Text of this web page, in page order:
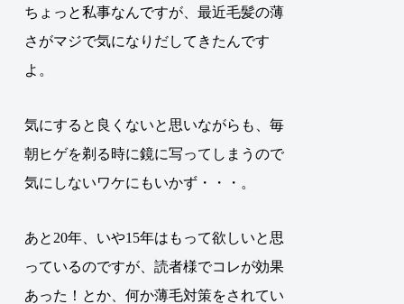
ちょっと私事なんですが、最近毛髪の薄
さがマジで気になりだしてきたんです
よ。
気にすると良くないと思いながらも、毎
朝ヒゲを剃る時に鏡に写ってしまうので
気にしないワケにもいかず・・・。
あと20年、いや15年はもって欲しいと思
っているのですが、読者様でコレが効果
あった！とか、何か薄毛対策をされてい